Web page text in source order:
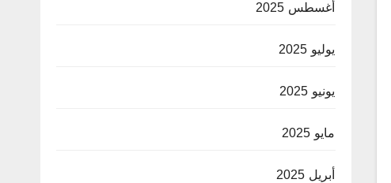
أغسطس 2025
يوليو 2025
يونيو 2025
مايو 2025
أبريل 2025